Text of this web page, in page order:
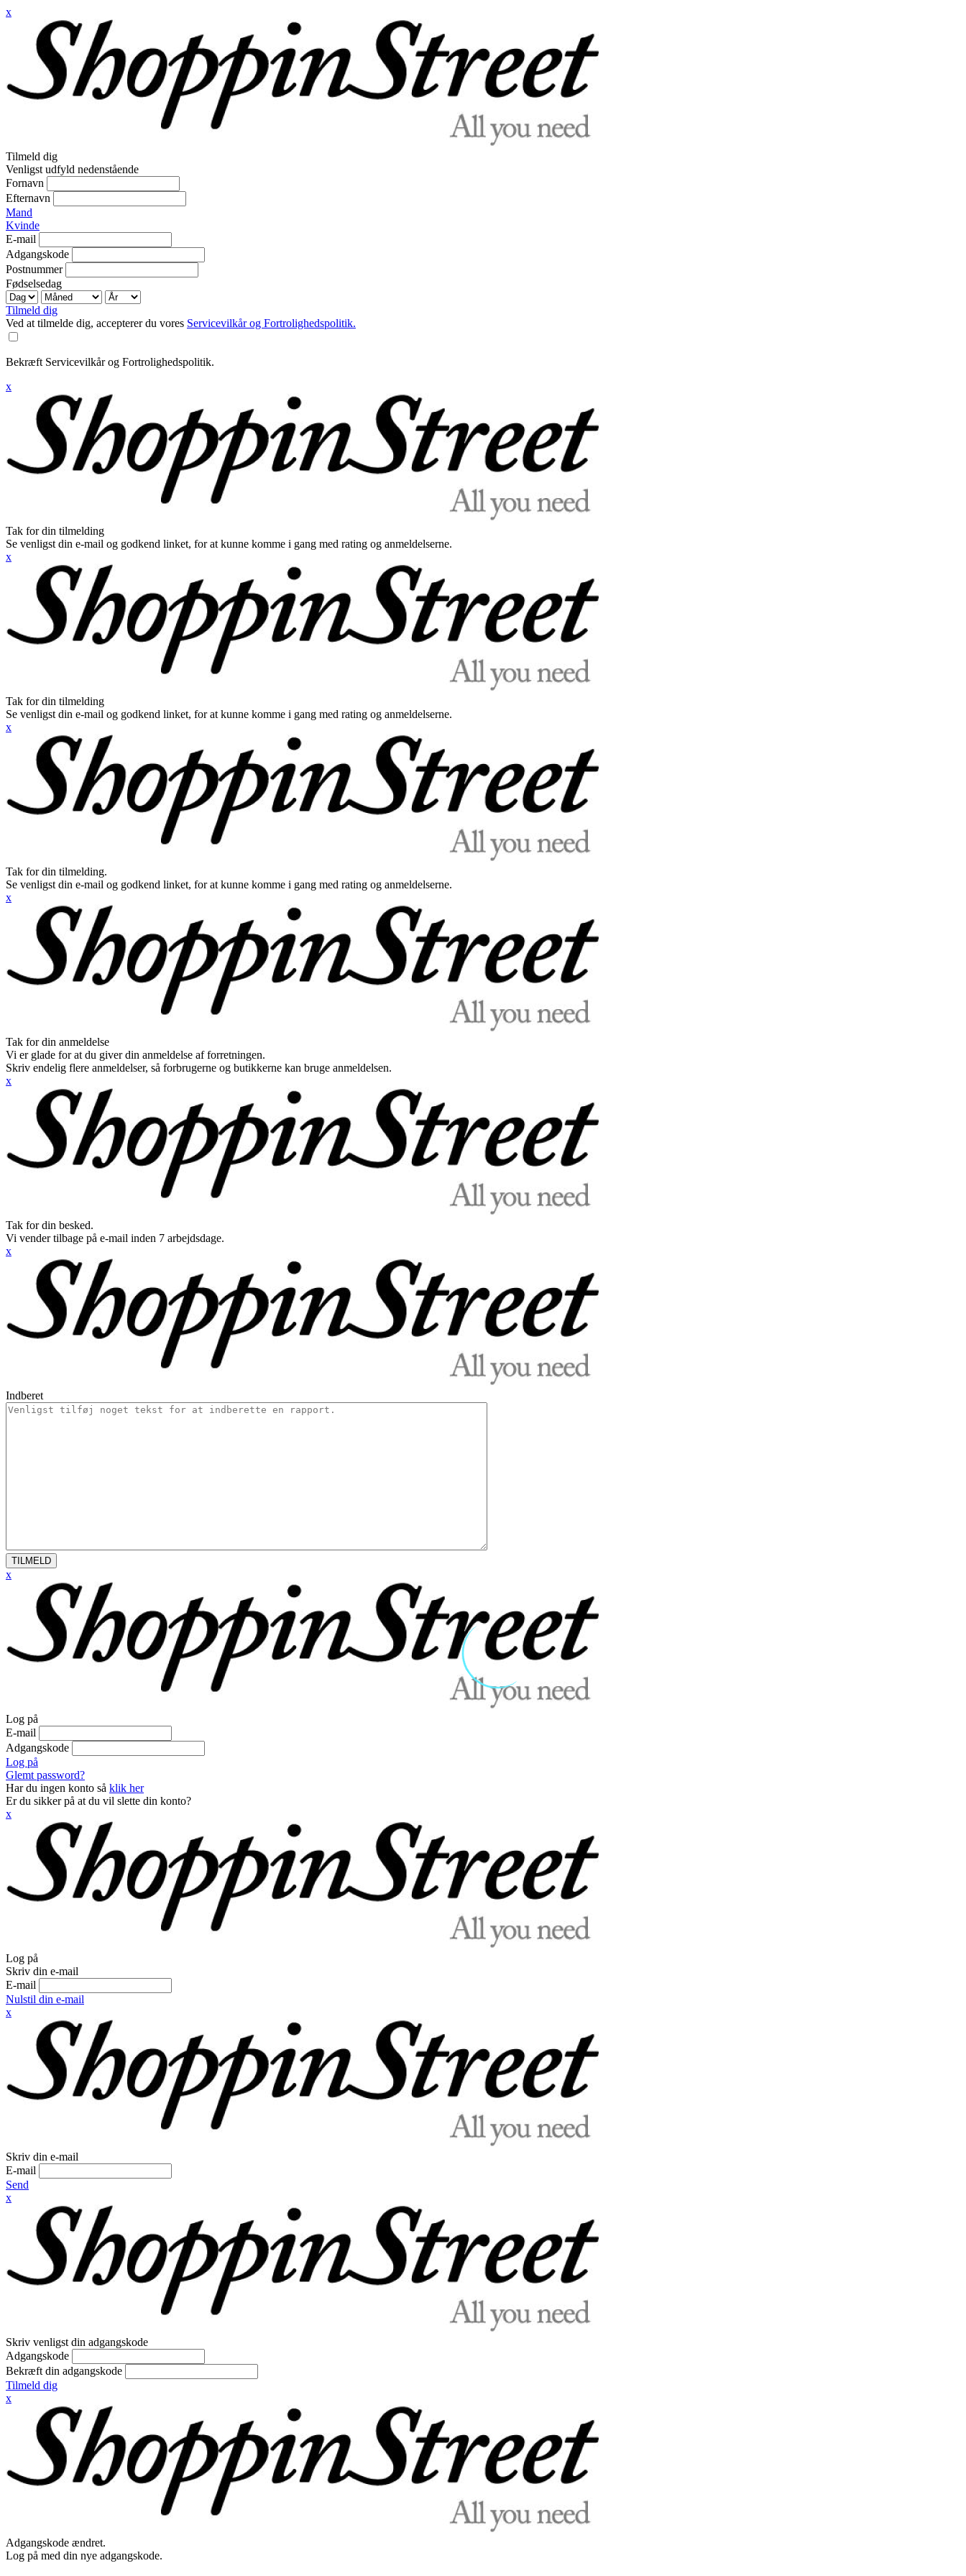
x
Tilmeld dig
Venligst udfyld nedenstående
Fornavn
Efternavn
Mand
Kvinde
E-mail
Adgangskode
Postnummer
Fødselsedag
Tilmeld dig
Ved at tilmelde dig, accepterer du vores Servicevilkår og Fortrolighedspolitik.
Bekræft Servicevilkår og Fortrolighedspolitik.
x
Tak for din tilmelding
Se venligst din e-mail og godkend linket, for at kunne komme i gang med rating og anmeldelserne.
x
Tak for din tilmelding
Se venligst din e-mail og godkend linket, for at kunne komme i gang med rating og anmeldelserne.
x
Tak for din tilmelding.
Se venligst din e-mail og godkend linket, for at kunne komme i gang med rating og anmeldelserne.
x
Tak for din anmeldelse
Vi er glade for at du giver din anmeldelse af forretningen.
Skriv endelig flere anmeldelser, så forbrugerne og butikkerne kan bruge anmeldelsen.
x
Tak for din besked.
Vi vender tilbage på e-mail inden 7 arbejdsdage.
x
Indberet
TILMELD
x
Log på
E-mail
Adgangskode
Log på
Glemt password?
Har du ingen konto så klik her
Er du sikker på at du vil slette din konto?
x
Log på
Skriv din e-mail
E-mail
Nulstil din e-mail
x
Skriv din e-mail
E-mail
Send
x
Skriv venligst din adgangskode
Adgangskode
Bekræft din adgangskode
Tilmeld dig
x
Adgangskode ændret.
Log på med din nye adgangskode.